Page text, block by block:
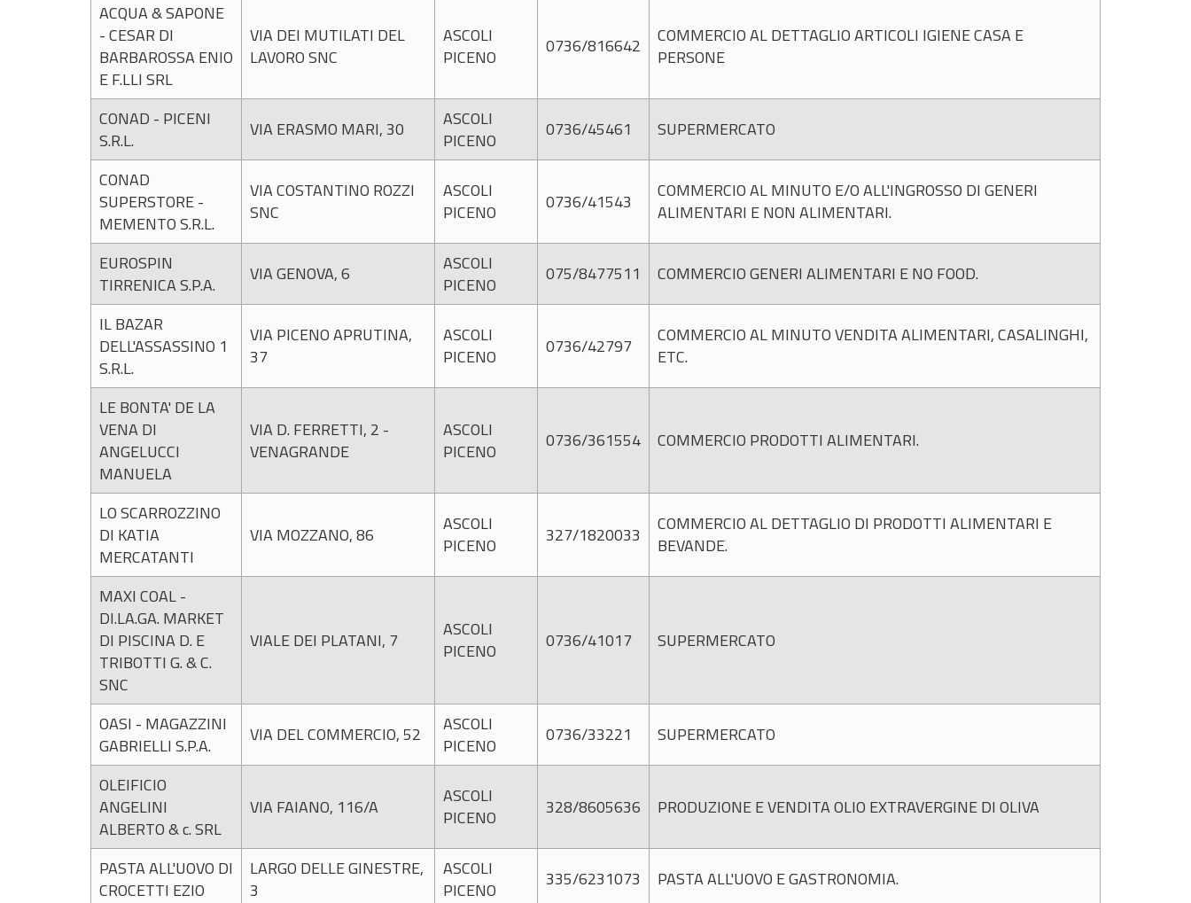
ACQUA & SAPONE
- CESAR DI
BARBAROSSA ENIO
E F.LLI SRL
VIA DEI MUTILATI DEL
LAVORO SNC
ASCOLI
PICENO
0736/816642
COMMERCIO AL DETTAGLIO ARTICOLI IGIENE CASA E
PERSONE
CONAD - PICENI
S.R.L.
VIA ERASMO MARI, 30
ASCOLI
PICENO
0736/45461 SUPERMERCATO
CONAD
SUPERSTORE -
MEMENTO S.R.L.
VIA COSTANTINO ROZZI
SNC
ASCOLI
PICENO
0736/41543
COMMERCIO AL MINUTO E/O ALL'INGROSSO DI GENERI
ALIMENTARI E NON ALIMENTARI.
EUROSPIN
TIRRENICA S.P.A.
VIA GENOVA, 6
ASCOLI
PICENO
075/8477511 COMMERCIO GENERI ALIMENTARI E NO FOOD.
IL BAZAR
DELL'ASSASSINO 1
S.R.L.
VIA PICENO APRUTINA,
37
ASCOLI
PICENO
0736/42797
COMMERCIO AL MINUTO VENDITA ALIMENTARI, CASALINGHI,
ETC.
LE BONTA' DE LA
VENA DI
ANGELUCCI
MANUELA
VIA D. FERRETTI, 2 -
VENAGRANDE
ASCOLI
PICENO
0736/361554 COMMERCIO PRODOTTI ALIMENTARI.
LO SCARROZZINO
DI KATIA
MERCATANTI
VIA MOZZANO, 86
ASCOLI
PICENO
327/1820033
COMMERCIO AL DETTAGLIO DI PRODOTTI ALIMENTARI E
BEVANDE.
MAXI COAL -
DI.LA.GA. MARKET
DI PISCINA D. E
TRIBOTTI G. & C.
SNC
VIALE DEI PLATANI, 7
ASCOLI
PICENO
0736/41017 SUPERMERCATO
OASI - MAGAZZINI
GABRIELLI S.P.A.
VIA DEL COMMERCIO, 52
ASCOLI
PICENO
0736/33221 SUPERMERCATO
OLEIFICIO
ANGELINI
ALBERTO & c. SRL
VIA FAIANO, 116/A
ASCOLI
PICENO
328/8605636 PRODUZIONE E VENDITA OLIO EXTRAVERGINE DI OLIVA
PASTA ALL'UOVO DI
CROCETTI EZIO
LARGO DELLE GINESTRE,
3
ASCOLI
PICENO
335/6231073 PASTA ALL'UOVO E GASTRONOMIA.